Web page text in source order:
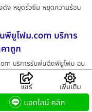
ดัง หยุดรั่วซึม หยุดความร้อน
พียูโฟม.com บริการ
าถูก
บริการรับพ่นฉีดพียูโฟม ฉน
โฟม.com บริการรับ
ก
บริการรับพ่นฉีดพียูโฟม
แชร์ เพิ่มเติม
แอดไลน์ คลิก